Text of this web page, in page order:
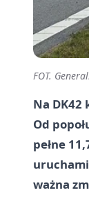
FOT.
Na
Od
pełne
ważna